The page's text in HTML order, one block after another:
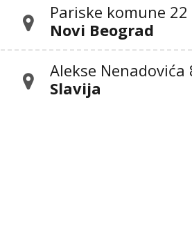
Pariske komune 22
Novi Beograd
Alekse Nenadovića
Slavija